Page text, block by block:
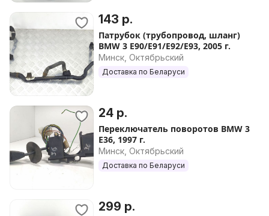
143 р.
Патрубок (трубопровод, шланг)
BMW 3 E90/E91/E92/E93, 2005 г.
Минск, Октябрьский
Доставка по Беларуси
24 р.
Переключатель поворотов BMW 3
E36, 1997 г.
Минск, Октябрьский
Доставка по Беларуси
299 р.